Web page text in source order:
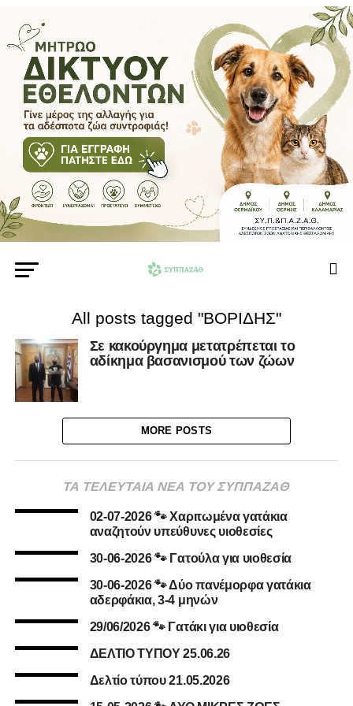
All posts tagged "ΒΟΡΙΔΗΣ"
Σε κακούργημα μετατρέπεται το
αδίκημα βασανισμού των ζώων
MORE POSTS
ΤΑ ΤΕΛΕΥΤΑΙΑ ΝΕΑ ΤΟΥ ΣΥΠΠΑΖΑΘ
02-07-2026 🐾 Χαριτωμένα γατάκια
αναζητούν υπεύθυνες υιοθεσίες
30-06-2026 🐾 Γατούλα για υιοθεσία
30-06-2026 🐾 Δύο πανέμορφα γατάκια
αδερφάκια, 3-4 μηνών
29/06/2026 🐾 Γατάκι για υιοθεσία
ΔΕΛΤΙΟ ΤΥΠΟΥ 25.06.26
Δελτίο τύπου 21.05.2026